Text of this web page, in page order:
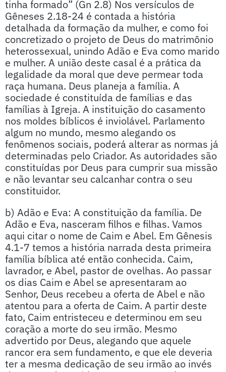
tinha formado” (Gn 2.8) Nos versículos de
Gêneses 2.18-24 é contada a história
detalhada da formação da mulher, e como foi
concretizado o projeto de Deus do matrimônio
heterossexual, unindo Adão e Eva como marido
e mulher. A união deste casal é a prática da
legalidade da moral que deve permear toda
raça humana. Deus planeja a família. A
sociedade é constituída de famílias e das
famílias à Igreja. A instituição do casamento
nos moldes bíblicos é inviolável. Parlamento
algum no mundo, mesmo alegando os
fenômenos sociais, poderá alterar as normas já
determinadas pelo Criador. As autoridades são
constituídas por Deus para cumprir sua missão
e não levantar seu calcanhar contra o seu
constituidor.
b) Adão e Eva: A constituição da família. De
Adão e Eva, nasceram filhos e filhas. Vamos
aqui citar o nome de Caim e Abel. Em Gênesis
4.1-7 temos a história narrada desta primeira
família bíblica até então conhecida. Caim,
lavrador, e Abel, pastor de ovelhas. Ao passar
os dias Caim e Abel se apresentaram ao
Senhor, Deus recebeu a oferta de Abel e não
atentou para a oferta de Caim. A partir deste
fato, Caim entristeceu e determinou em seu
coração a morte do seu irmão. Mesmo
advertido por Deus, alegando que aquele
rancor era sem fundamento, e que ele deveria
ter a mesma dedicação de seu irmão ao invés